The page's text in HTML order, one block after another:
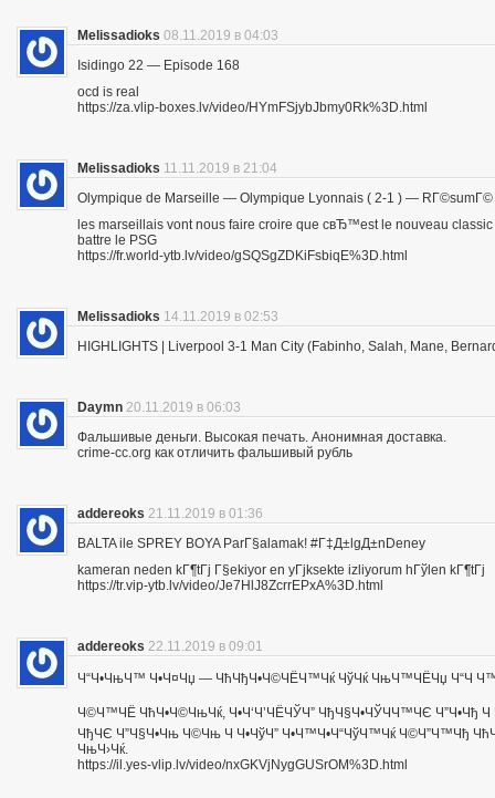
Melissadioks 08.11.2019 в 04:03
Isidingo 22 — Episode 168
ocd is real
https://za.vlip-boxes.lv/video/HYmFSjybJbmy0Rk%3D.html
Melissadioks 11.11.2019 в 21:04
Olympique de Marseille — Olympique Lyonnais ( 2-1 ) —
les marseillais vont nous faire croire que cвЂ™est le nouveau
battre le PSG
https://fr.world-ytb.lv/video/gSQSgZDKiFsbiqE%3D.html
Melissadioks 14.11.2019 в 02:53
HIGHLIGHTS | Liverpool 3-1 Man City (Fabinho, Salah, Mane,
Daymn 20.11.2019 в 06:03
Фальшивые деньги. Высокая печать. Анонимная доставка.
crime-cc.org как отличить фальшивый рубль
addereoks 21.11.2019 в 01:36
BALTA ile SPREY BOYA ParГ§alamak! #Г‡Д±lgД±nDeney
kameran neden kГ¶tГј Г§ekiyor en yГјksekte izliyorum hГўlen kГ¶tГј
https://tr.vip-ytb.lv/video/Je7HlJ8ZcrrEPxA%3D.html
addereoks 22.11.2019 в 09:01
Ч“Ч•ЧњЧ™ Ч•Ч¤Чџ — ЧћЧђЧ•Ч©ЧЁЧ™Чќ ЧўЧќ ЧњЧ™ЧЁЧџ Ч“Ч
Ч©Ч™ЧЁ ЧћЧ•Ч©ЧњЧќ, Ч•Ч‘Ч’ЧЁЧЎЧ” ЧђЧ§Ч•ЧЎЧЧ™ЧЄ Ч”Ч•Чђ
ЧђЧЄ Ч”Ч§Ч•Чњ Ч©Чњ Ч Ч•ЧўЧ” Ч•Ч™Ч•Ч“ЧўЧ™Чќ Ч©Ч”Ч™Чђ
ЧњЧ›Чќ.
https://il.yes-vlip.lv/video/nxGKVjNygGUSrOM%3D.html